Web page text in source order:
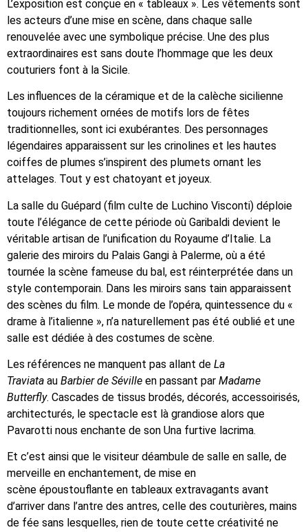
L’exposition est conçue en « tableaux ». Les vêtements sont
les acteurs d’une mise en scène, dans chaque salle
renouvelée avec une symbolique précise. Une des plus
extraordinaires est sans doute l’hommage que les deux
couturiers font à la Sicile.
Les influences de la céramique et de la calèche sicilienne
toujours richement ornées de motifs lors de fêtes
traditionnelles, sont ici exubérantes. Des personnages
légendaires apparaissent sur les crinolines et les hautes
coiffes de plumes s’inspirent des plumets ornant les
attelages. Tout y est chatoyant et joyeux.
La salle du Guépard (film culte de Luchino Visconti) déploie
toute l’élégance de cette période où Garibaldi devient le
véritable artisan de l’unification du Royaume d’Italie. La
galerie des miroirs du Palais Gangi à Palerme, où a été
tournée la scène fameuse du bal, est réinterprétée dans un
style contemporain. Dans les miroirs sans tain apparaissent
des scènes du film. Le monde de l’opéra, quintessence du «
drame à l’italienne », n’a naturellement pas été oublié et une
salle est dédiée à des costumes de scène.
Les références ne manquent pas allant de La
Traviata au Barbier de Séville en passant par Madame
Butterfly. Cascades de tissus brodés, décorés, accessoirisés,
architecturés, le spectacle est là grandiose alors que
Pavarotti nous enchante de son Una furtive lacrima.
Et c’est ainsi que le visiteur déambule de salle en salle, de
merveille en enchantement, de mise en
scène époustouflante en tableaux extravagants avant
d’arriver dans l’antre des antres, celle des couturières, mains
de fée sans lesquelles, rien de toute cette créativité ne